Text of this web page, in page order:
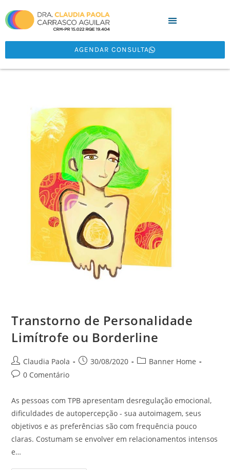
AGENDAR CONSULTA
Transtorno de Personalidade
Limítrofe ou Borderline
Claudia Paola 30/08/2020
Banner Home
0 Comentário
As pessoas com TPB apresentam desregulação emocional,
dificuldades de autopercepção - sua autoimagem, seus
objetivos e as preferências são com frequência pouco
claras. Costumam se envolver em relacionamentos intensos
e…